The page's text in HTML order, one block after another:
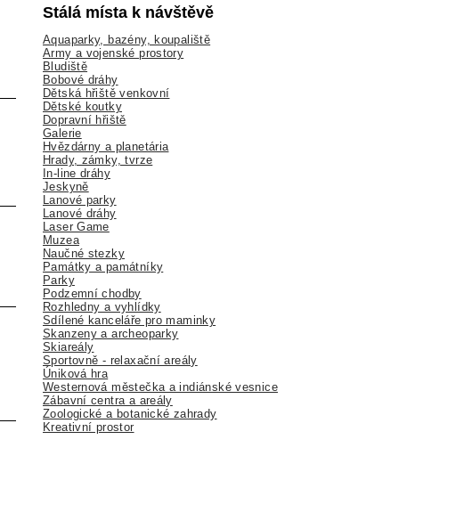
Stálá místa k návštěvě
Aquaparky, bazény, koupaliště
Army a vojenské prostory
Bludiště
Bobové dráhy
Dětská hřiště venkovní
Dětské koutky
Dopravní hřiště
Galerie
Hvězdárny a planetária
Hrady, zámky, tvrze
In-line dráhy
Jeskyně
Lanové parky
Lanové dráhy
Laser Game
Muzea
Naučné stezky
Památky a památníky
Parky
Podzemní chodby
Rozhledny a vyhlídky
Sdílené kanceláře pro maminky
Skanzeny a archeoparky
Skiareály
Sportovně - relaxační areály
Úniková hra
Westernová městečka a indiánské vesnice
Zábavní centra a areály
Zoologické a botanické zahrady
Kreativní prostor